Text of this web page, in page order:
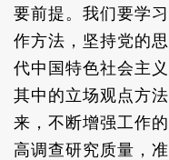
要前提。我们要学
作方法，坚持党的
代中国特色社会主
其中的立场观点方
来，不断增强工作
高调查研究质量，